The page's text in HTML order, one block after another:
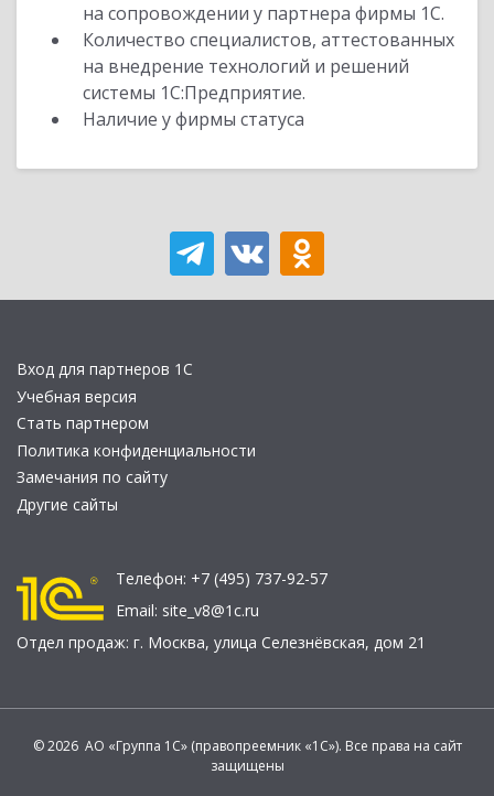
на сопровождении у партнера фирмы 1С.
Количество специалистов, аттестованных
на внедрение технологий и решений
системы 1С:Предприятие.
Наличие у фирмы статуса
Вход для партнеров 1С
Учебная версия
Стать партнером
Политика конфиденциальности
Замечания по сайту
Другие сайты
Телефон: +7 (495) 737-92-57
Email: site_v8@1c.ru
Отдел продаж: г. Москва, улица Селезнёвская, дом 21
© 2026 АО «Группа 1С» (правопреемник «1С»). Все права на сайт
защищены